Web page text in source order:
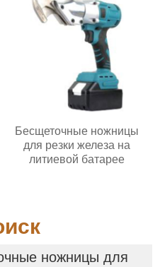
Бесщеточные ножницы
для резки железа на
литиевой батарее
ножницы для